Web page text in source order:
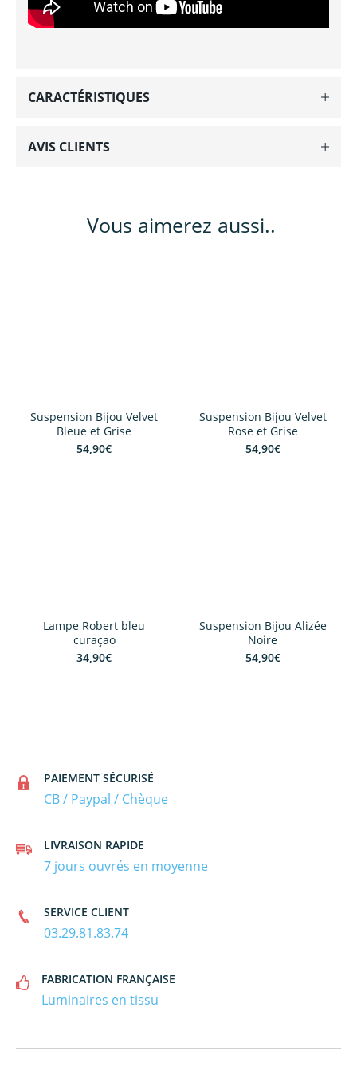
CARACTÉRISTIQUES
AVIS CLIENTS
Vous aimerez aussi..
Suspension Bijou Velvet
Bleue et Grise
54,90€
Suspension Bijou Velvet
Rose et Grise
54,90€
Lampe Robert bleu
curaçao
34,90€
Suspension Bijou Alizée
Noire
54,90€
PAIEMENT SÉCURISÉ
CB / Paypal / Chèque
LIVRAISON RAPIDE
7 jours ouvrés en moyenne
SERVICE CLIENT
03.29.81.83.74
FABRICATION FRANÇAISE
Luminaires en tissu